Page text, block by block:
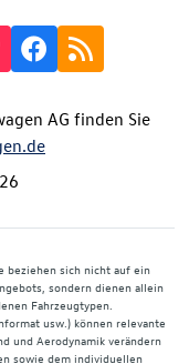
AG finden Sie
beziehen sich nicht auf ein
sondern dienen allein
Fahrzeugtypen.
usw.) können relevante
und Aerodynamik verändern
sowie dem individuellen